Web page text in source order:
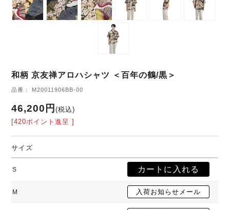
和柄 京友禅アロハシャツ ＜百年の鶴/黒＞
品番： M20011906BB-00
46,200円(税込)
[420ポイント進呈 ]
サイズ
S
M